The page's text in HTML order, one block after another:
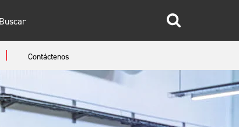
Contáctenos